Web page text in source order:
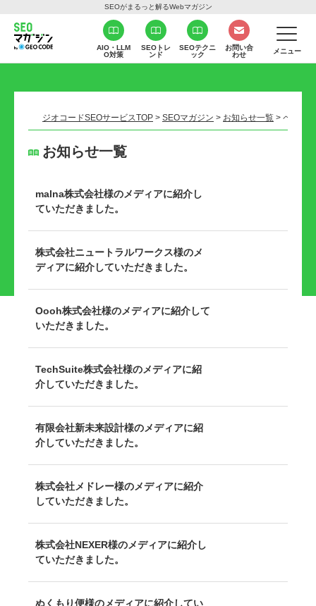
SEOがまるっと解るWebマガジン
AIO・LLM
O対策
SEOトレ
ンド
SEOテクニ
ック
お問い合
わせ
メニュー
ジオコードSEOサービスTOP > SEOマガジン > お知らせ一覧 > ページ 2
お知らせ一覧
malna株式会社様のメディアに紹介し
ていただきました。
株式会社ニュートラルワークス様のメ
ディアに紹介していただきました。
Oooh株式会社様のメディアに紹介して
いただきました。
TechSuite株式会社様のメディアに紹
介していただきました。
有限会社新未来設計様のメディアに紹
介していただきました。
株式会社メドレー様のメディアに紹介
していただきました。
株式会社NEXER様のメディアに紹介し
ていただきました。
ぬくもり便様のメディアに紹介してい